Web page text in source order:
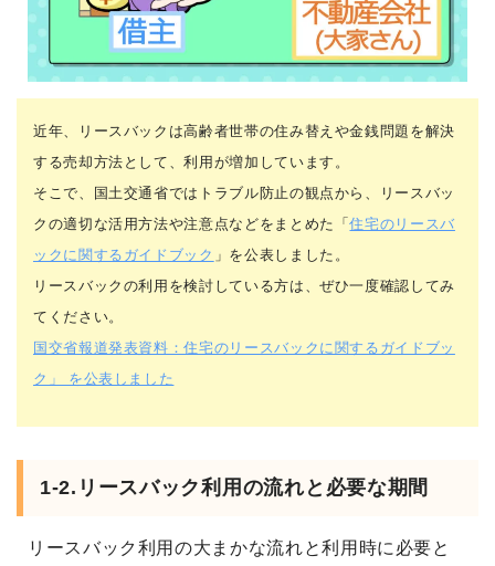
近年、リースバックは高齢者世帯の住み替えや金銭問題を解決
する売却方法として、利用が増加しています。
そこで、国土交通省ではトラブル防止の観点から、リースバッ
クの適切な活用方法や注意点などをまとめた「住宅のリースバ
ックに関するガイドブック 」を公表しました。
リースバックの利用を検討している方は、ぜひ一度確認してみ
てください。
国交省報道発表資料：住宅のリースバックに関するガイドブッ
ク」 を公表しました
1-2.リースバック利用の流れと必要な期間
リースバック利用の大まかな流れと利用時に必要と